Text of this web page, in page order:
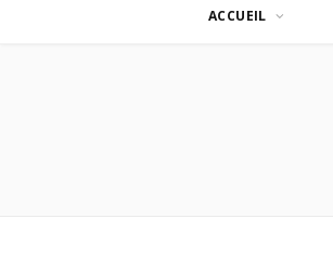
ACCUEIL